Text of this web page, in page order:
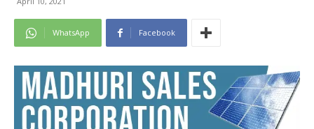
WhatsApp Facebook